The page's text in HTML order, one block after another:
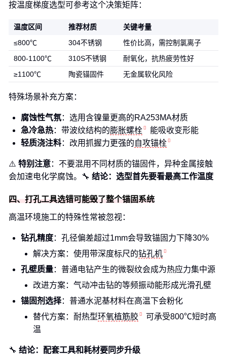
按温度梯度选型可参考这个决策矩阵：
温度区间 推荐材质
关键考量
≤800℃
304不锈钢
性价比高，需控制氯离子
800-1100℃
310S不锈钢
耐氧化，抗热疲劳性好
≥1100℃
陶瓷锚固件 无金属软化风险
特殊场景补充方案：
腐蚀性气氛：选用含镍量更高的RA253MA材质
急冷急热：带波纹结构的膨胀螺栓
能吸收变形能
轻质浇注料：改用抓握力更强的自攻锚栓
⚠️ 特别注意：不要混用不同材质的锚固件，异种金属接触
会加速电化学腐蚀。🔧 结论：选型首先要看最高工作温度
四、打孔工具选错可能毁了整个锚固系统
高温环境施工的特殊性常被忽视：
钻孔精度：孔径偏差超过1mm会导致锚固力下降30%
解决方案：使用带深度标尺的钻孔机
孔壁质量：普通电钻产生的微裂纹会成为热应力集中源
改进方案：气动冲击钻的等频振动能形成光滑孔壁
锚固剂选择：普通水泥基材料在高温下会粉化
替代方案：耐热型环氧植筋胶
可承受800℃短时高
温
🔧 结论：配套工具和耗材要同步升级